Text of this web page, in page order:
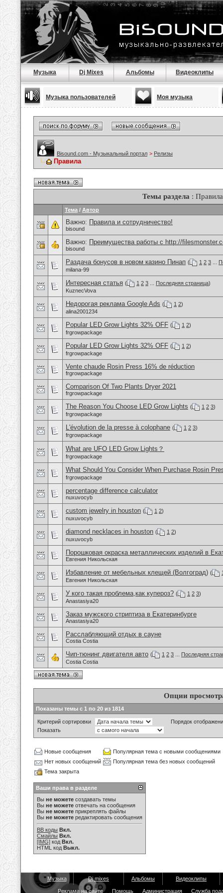
Музыка Dj Mixes Альбомы Видеоклипы
Музыка пользователей Моя музыка
Bisound.com - Музыкальный портал > Релизы
Правила
Темы раздела : Правила
Тема / Автор
Важно: Правила и сотрудничество!
bisound
Важно: Преимущества работы с http://
bisound
Раздача бонусов в новом казино Пинап ( 1 2 3
milana-99
Интересная статья ( 1 2 3 Последняя страница)
KuznecVova
Недорогая реклама Google Ads ( 1 2)
alina2001234
Popular LED Grow Lights 32% OFF ( 1 2)
frgrowpackage
Popular LED Grow Lights 32% OFF ( 1 2)
frgrowpackage
Vente chaude Rosin Press 16% de réduction
frgrowpackage
Comparison Of Two Plants Dryer 2021
frgrowpackage
The Reason You Choose LED Grow Lights ( 1 2 3)
frgrowpackage
L'évolution de la presse à colophane ( 1 2 3)
frgrowpackage
What are UFO LED Grow Lights？
frgrowpackage
What Should You Consider When Purchase Rosin
frgrowpackage
percentage difference calculator
nuxuvocyb
custom jewelry in houston ( 1 2)
nuxuvocyb
diamond necklaces in houston ( 1 2)
nuxuvocyb
Порошковая окраска металлических изделий в
Евгения Никольская
Избавление от мебельных клещей (Волгоград) (
Евгения Никольская
У кого такая проблема,как купероз? ( 1 2 3)
Anastasiya20
Заказ мужского стриптиза в Екатеринбурге
Anastasiya20
Расслабляющий отдых в сауне
Costia Costia
Чип-тюнинг двигателя авто ( 1 2 3
Последняя
Costia Costia
Опции
Показаны темы с 1 по 20 из 1814
Критерий сортировки
Порядок
Показать
Новые сообщения
Популярная тема с новыми сообщениями
Нет новых сообщений
Популярная тема без новых сообщений
Тема закрыта
Ваши права в разделе
Вы не можете создавать темы
Вы не можете отвечать на сообщения
Вы не можете прикреплять файлы
Вы не можете редактировать сообщения
BB коды Вкл.
Смайлы Вкл.
[IMG] код Вкл.
HTML код Выкл.
Музыка Dj mixes Альбомы Видеоклипы
Реклама на сайте Помощь Администрация Служба